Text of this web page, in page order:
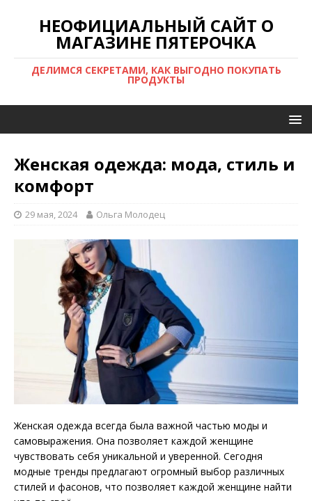
НЕОФИЦИАЛЬНЫЙ САЙТ О
МАГАЗИНЕ ПЯТЕРОЧКА
ДЕЛИМСЯ СЕКРЕТАМИ, КАК ВЫГОДНО ПОКУПАТЬ
ПРОДУКТЫ
Женская одежда: мода, стиль и
комфорт
29 мая, 2024 Ольга Молодец
Женская одежда всегда была важной частью моды и
самовыражения. Она позволяет каждой женщине
чувствовать себя уникальной и уверенной. Сегодня
модные тренды предлагают огромный выбор различных
стилей и фасонов, что позволяет каждой женщине найти